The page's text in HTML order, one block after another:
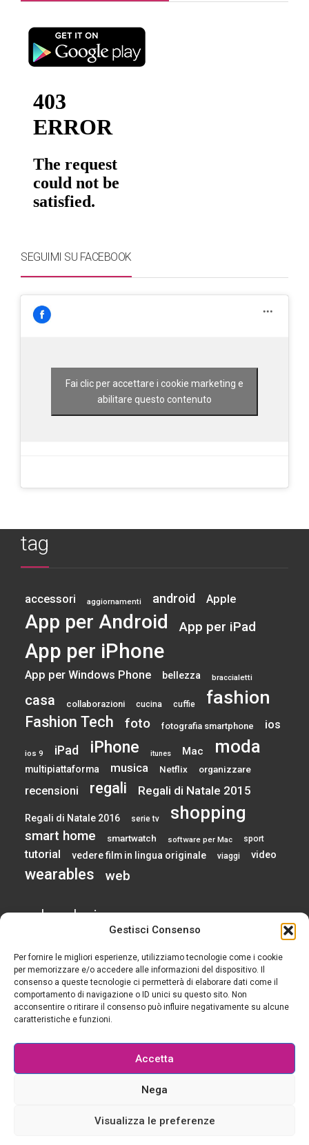
Gestisci Consenso
Per fornire le migliori esperienze, utilizziamo tecnologie come i cookie
per memorizzare e/o accedere alle informazioni del dispositivo. Il
consenso a queste tecnologie ci permetterà di elaborare dati come il
comportamento di navigazione o ID unici su questo sito. Non
acconsentire o ritirare il consenso può influire negativamente su alcune
caratteristiche e funzioni.
Accetta
Nega
Visualizza le preferenze
SEGUIMI SU FACEBOOK
Fai clic per accettare i cookie marketing e
abilitare questo contenuto
tag
accessori aggiornamenti android Apple
App per Android App per iPad
App per iPhone
App per Windows Phone bellezza braccialetti
casa collaborazioni cucina cuffie fashion
Fashion Tech foto fotografia smartphone ios
ios 9 iPad iPhone itunes Mac moda
multipiattaforma musica Netflix organizzare
recensioni regali Regali di Natale 2015
Regali di Natale 2016 serie tv shopping
smart home smartwatch software per Mac sport
tutorial vedere film in lingua originale viaggi video
wearables web
calendario
AGOSTO 2026
L M M G V S
1
2
10
11 12 13 14 15
16
20